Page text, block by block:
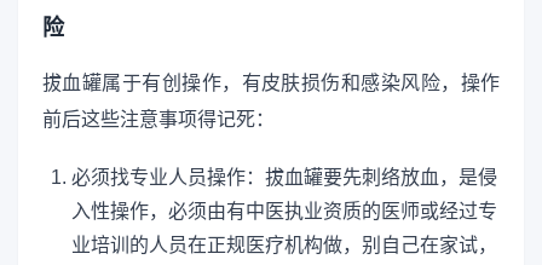
险
拔血罐属于有创操作，有皮肤损伤和感染风险，操作
前后这些注意事项得记死：
必须找专业人员操作：拔血罐要先刺络放血，是侵
入性操作，必须由有中医执业资质的医师或经过专
业培训的人员在正规医疗机构做，别自己在家试，